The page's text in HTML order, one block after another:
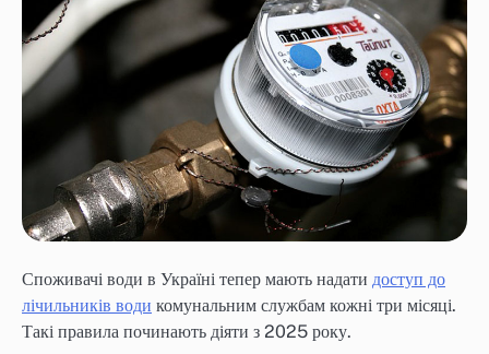
Споживачі води в Україні тепер мають надати доступ до
лічильників води комунальним службам кожні три місяці.
Такі правила починають діяти з 2025 року.